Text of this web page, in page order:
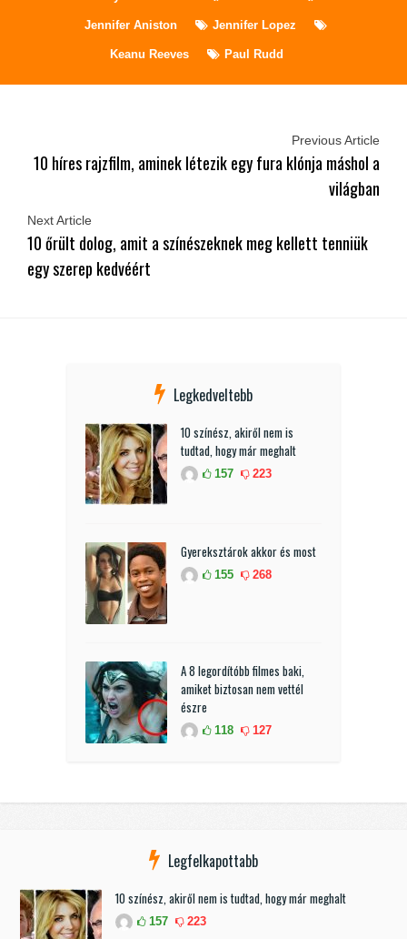
Jennifer Aniston Jennifer Lopez
Keanu Reeves Paul Rudd
Previous Article
10 híres rajzfilm, aminek létezik egy fura klónja máshol a
világban
Next Article
10 őrült dolog, amit a színészeknek meg kellett tenniük
egy szerep kedvéért
Legkedveltebb
10 színész, akiről nem is
tudtad, hogy már meghalt
157 223
Gyereksztárok akkor és most
155 268
A 8 legordítóbb filmes baki,
amiket biztosan nem vettél
észre
118 127
Legfelkapottabb
10 színész, akiről nem is tudtad, hogy már meghalt
157 223